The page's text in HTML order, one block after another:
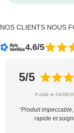
NOS CLIENTS NOUS
4.6/5
5/5
Publié le 04/08/
“Produit
rapide et